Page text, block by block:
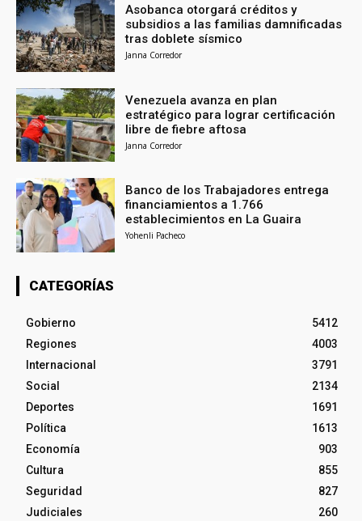
Asobanca otorgará créditos y
subsidios a las familias damnificadas
tras doblete sísmico
Janna Corredor
Venezuela avanza en plan
estratégico para lograr certificación
libre de fiebre aftosa
Janna Corredor
Banco de los Trabajadores entrega
financiamientos a 1.766
establecimientos en La Guaira
Yohenli Pacheco
CATEGORÍAS
Gobierno
5412
Regiones
4003
Internacional
3791
Social
2134
Deportes
1691
Política
1613
Economía
903
Cultura
855
Seguridad
827
Judiciales
260